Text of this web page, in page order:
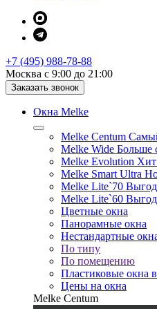
+7 (495) 988-78-88
Москва с 9:00 до 21:00
Заказать звонок
Окна Melke
Melke Centum
Melke Wide Больше
Melke Evolution
Melke Smart Ultra
Melke Lite`70
Melke Lite`60
Цветные окна
Панорамные окна
Нестандартные
По типу
По помещению
Пластиковые окна
Цены на окна
Melke Centum